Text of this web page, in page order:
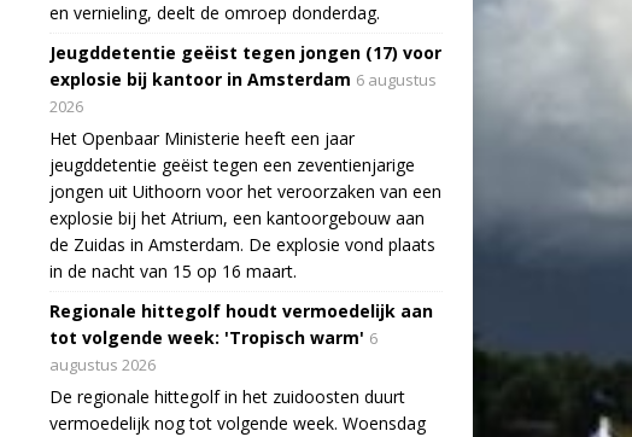
en vernieling, deelt de omroep donderdag.
Jeugddetentie geëist tegen jongen (17) voor
explosie bij kantoor in Amsterdam 6 augustus
2026
Het Openbaar Ministerie heeft een jaar
jeugddetentie geëist tegen een zeventienjarige
jongen uit Uithoorn voor het veroorzaken van een
explosie bij het Atrium, een kantoorgebouw aan
de Zuidas in Amsterdam. De explosie vond plaats
in de nacht van 15 op 16 maart.
Regionale hittegolf houdt vermoedelijk aan
tot volgende week: 'Tropisch warm' 6
augustus 2026
De regionale hittegolf in het zuidoosten duurt
vermoedelijk nog tot volgende week. Woensdag